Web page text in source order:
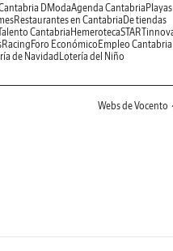
DModaAgenda CantabriaPlayas
Restaurantes en CantabriaDe tiendas
CantabriaHemeroteca
RacingForo EconómicoEmpleo Cantabria
de NavidadLotería del Niño
Webs de Vocento